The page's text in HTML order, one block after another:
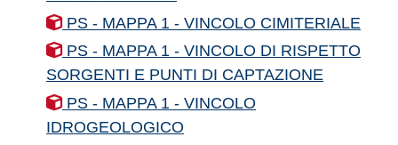
PS - MAPPA 1 - VINCOLO CIMITERIALE
PS - MAPPA 1 - VINCOLO DI RISPETTO
SORGENTI E PUNTI DI CAPTAZIONE
PS - MAPPA 1 - VINCOLO
IDROGEOLOGICO